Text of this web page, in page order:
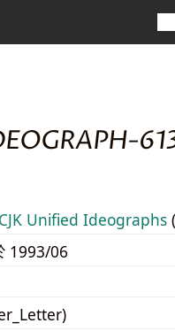
Unified Ideographs
1993/06